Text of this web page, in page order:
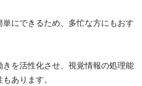
単にできるため、多忙な方にもおす
を活性化させ、視覚情報の処理能
あります。